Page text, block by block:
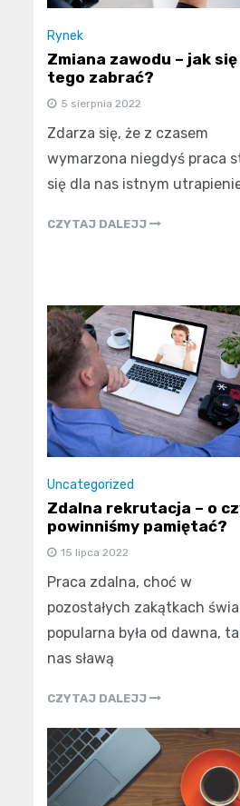
Rynek
Zmiana zawodu – jak się
tego zabrać?
5 sierpnia 2022
Zdarza się, że z czasem
wymarzona niegdyś praca
się dla nas istnym
CZYTAJ DALEJJ
Uncategorized
Zdalna rekrutacja – o
powinniśmy pamiętać?
15 lipca 2022
Praca zdalna, choć w
pozostałych zakątkach
popularna była od dawna,
nas sławą
CZYTAJ DALEJJ